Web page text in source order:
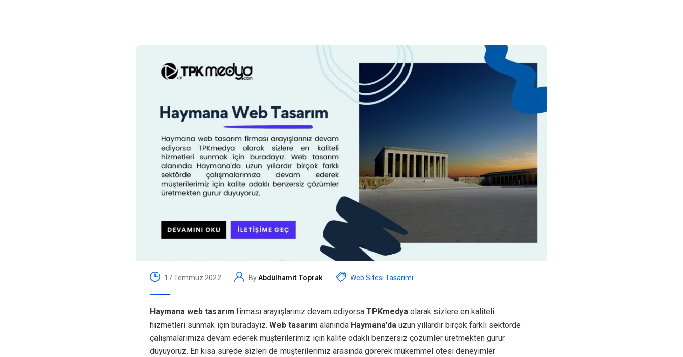
17 Temmuz 2022 ByAbdülhamit Toprak Web Sitesi Tasarımı
Haymana web tasarım firması arayışlarınız devam ediyorsa TPKmedya olarak sizlere en kaliteli
hizmetleri sunmak için buradayız. Web tasarım alanında Haymana’da uzun yıllardır birçok farklı sektörde
çalışmalarımıza devam ederek müşterilerimiz için kalite odaklı benzersiz çözümler üretmekten gurur
duyuyoruz. En kısa sürede sizleri de müşterilerimiz arasında görerek mükemmel ötesi deneyimler